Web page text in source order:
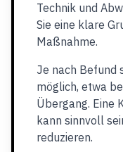
Technik und
Sie eine klare
Maßnahme.
Je nach Befund
möglich, etwa
Übergang. Eine
kann sinnvoll
reduzieren.